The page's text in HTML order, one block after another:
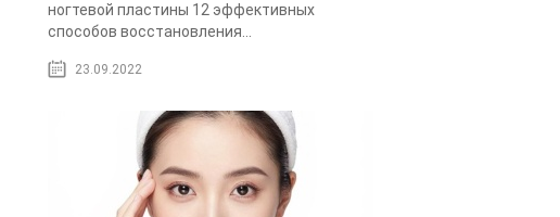
ногтевой пластины 12 эффективных
способов восстановления...
23.09.2022